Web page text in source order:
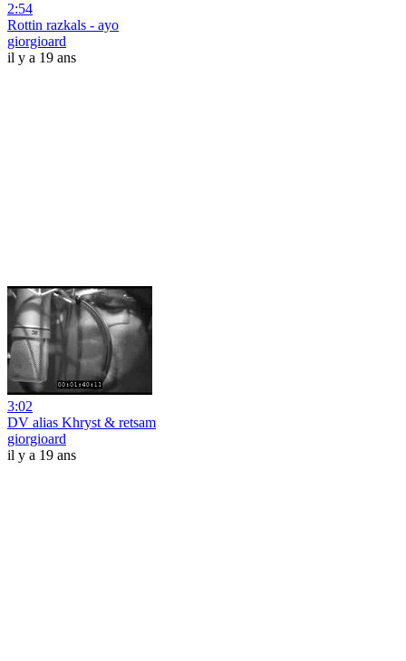
2:54
Rottin razkals - ayo
giorgioard
il y a 19 ans
3:02
DV alias Khryst & retsam
giorgioard
il y a 19 ans